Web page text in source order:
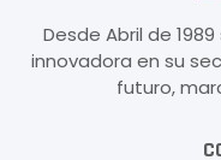
Desde Abril de
innovadora en su
futuro,